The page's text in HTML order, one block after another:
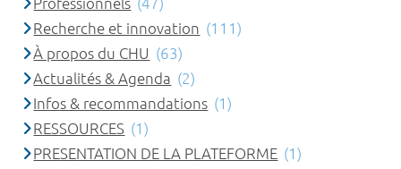
Recherche et innovation (111)
À propos du CHU (63)
Actualités & Agenda (2)
Infos & recommandations (1)
RESSOURCES (1)
PRESENTATION DE LA PLATEFORME (1)